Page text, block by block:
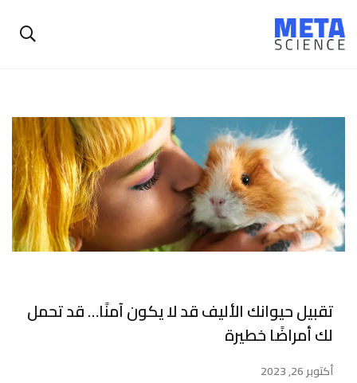
تقبيل حيوانك الأليف قد لا يكون آمنًا… قد تحمل
لك أمراضًا خطيرة
أكتوبر 26, 2023